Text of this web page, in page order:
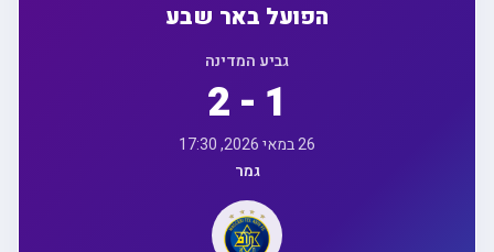
הפועל באר שבע
גביע המדינה
2 - 1
26 במאי 2026, 17:30
גמר